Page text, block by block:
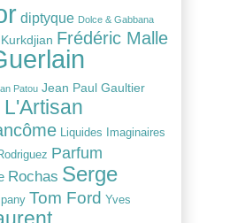
diptyque Dolce & Gabbana
Frédéric Malle
Patou Jean Paul Gaultier
L'Artisan
Liquides Imaginaires
Parfum
Rochas Serge
Tom Ford Yves